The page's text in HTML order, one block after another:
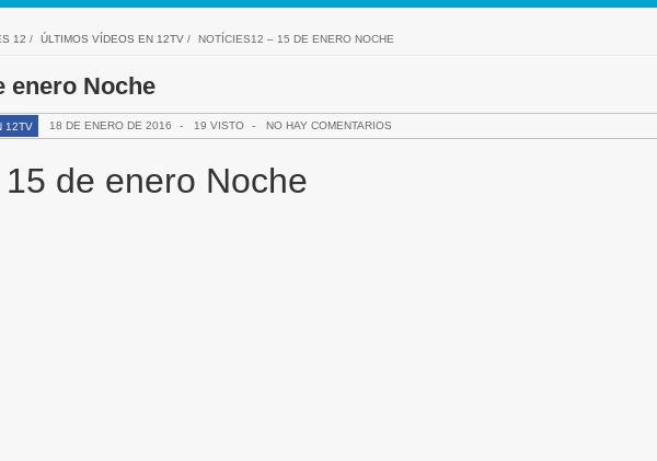
12 / ÚLTIMOS VÍDEOS EN 12TV/ NOTÍCIES12 – 15 DE ENERO NOCHE
enero Noche
12TV 18 DE ENERO DE 2016 - 19 VISTO - NO HAY COMENTARIOS
de enero Noche